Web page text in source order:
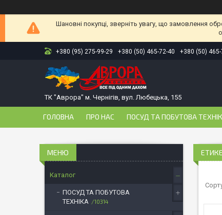
Шановні покупці, зверніть увагу, що замовлення
+380 (95) 275-99-29 +380 (50) 465-72-40 +380 (50) 465-
ТК "Аврора" м. Чернігів, вул. Любецька, 155
ГОЛОВНА ПРО НАС ПОСУД ТА ПОБУТОВА
Каталог
ПОСУД ТА ПОБУТОВА
ТЕХНІКА
10314